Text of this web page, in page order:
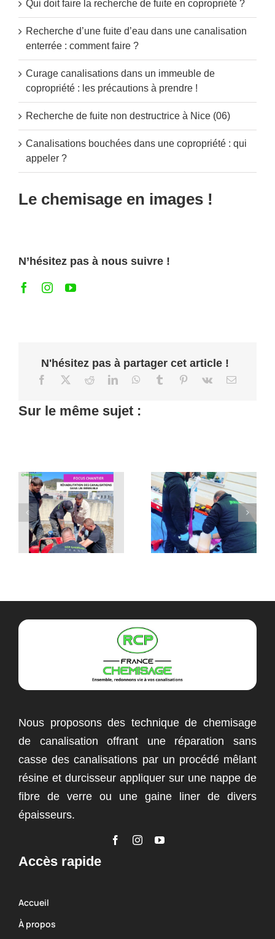
Qui doit faire la recherche de fuite en copropriété ?
Recherche d’une fuite d’eau dans une canalisation
enterrée : comment faire ?
Curage canalisations dans un immeuble de
copropriété : les précautions à prendre !
Recherche de fuite non destructrice à Nice (06)
Canalisations bouchées dans une copropriété : qui
appeler ?
Le chemisage en images !
N’hésitez pas à nous suivre !
N'hésitez pas à partager cet article !
Sur le même sujet :
Vision futuriste
: l’inspection
par caméra
révélée
canalisations
Nous proposons des technique de chemisage
de canalisation offrant une réparation sans
casse des canalisations par un procédé mêlant
résine et durcisseur appliquer sur une nappe de
fibre de verre ou une gaine liner de divers
épaisseurs.
Accès rapide
Accueil
À propos